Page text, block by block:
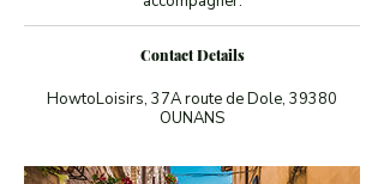
Contact Details
HowtoLoisirs, 37A route de Dole, 39380
OUNANS